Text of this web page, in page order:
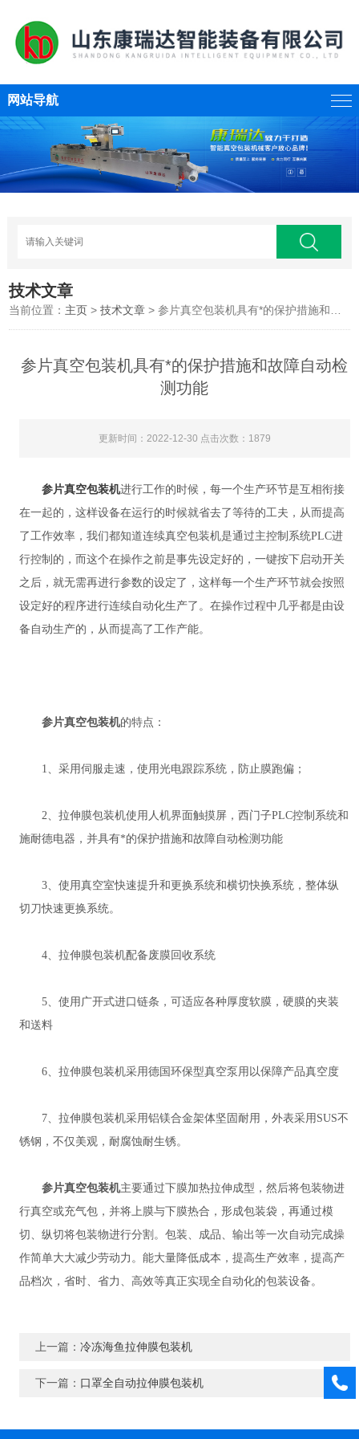
网站导航
技术文章
当前位置： 主页 >技术文章 > 参片真空包装机具有*的保护措施和故障自动检测功能
参片真空包装机具有*的保护措施和故障自动检
测功能
更新时间：2022-12-30 点击次数：1879
参片真空包装机进行工作的时候，每一个生产环节是互相衔接
在一起的，这样设备在运行的时候就省去了等待的工夫，从而提高
了工作效率，我们都知道连续真空包装机是通过主控制系统PLC进
行控制的，而这个在操作之前是事先设定好的，一键按下启动开关
之后，就无需再进行参数的设定了，这样每一个生产环节就会按照
设定好的程序进行连续自动化生产了。在操作过程中几乎都是由设
备自动生产的，从而提高了工作产能。
参片真空包装机的特点：
1、采用伺服走速，使用光电跟踪系统，防止膜跑偏；
2、拉伸膜包装机使用人机界面触摸屏，西门子PLC控制系统和
施耐德电器，并具有*的保护措施和故障自动检测功能
3、使用真空室快速提升和更换系统和横切快换系统，整体纵
切刀快速更换系统。
4、拉伸膜包装机配备废膜回收系统
5、使用广开式进口链条，可适应各种厚度软膜，硬膜的夹装
和送料
6、拉伸膜包装机采用德国环保型真空泵用以保障产品真空度
7、拉伸膜包装机采用铝镁合金架体坚固耐用，外表采用SUS不
锈钢，不仅美观，耐腐蚀耐生锈。
参片真空包装机主要通过下膜加热拉伸成型，然后将包装物进
行真空或充气包，并将上膜与下膜热合，形成包装袋，再通过模
切、纵切将包装物进行分割。包装、成品、输出等一次自动完成操
作简单大大减少劳动力。能大量降低成本，提高生产效率，提高产
品档次，省时、省力、高效等真正实现全自动化的包装设备。
上一篇： 冷冻海鱼拉伸膜包装机
下一篇： 口罩全自动拉伸膜包装机